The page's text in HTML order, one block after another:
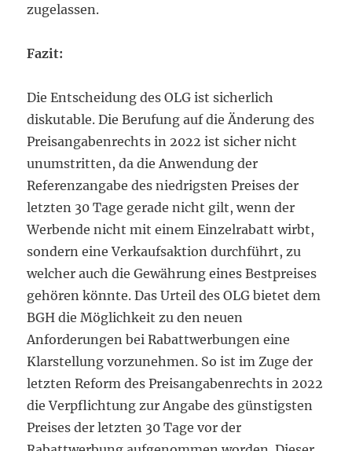
zugelassen.
Fazit:
Die Entscheidung des OLG ist sicherlich
diskutable. Die Berufung auf die Änderung des
Preisangabenrechts in 2022 ist sicher nicht
unumstritten, da die Anwendung der
Referenzangabe des niedrigsten Preises der
letzten 30 Tage gerade nicht gilt, wenn der
Werbende nicht mit einem Einzelrabatt wirbt,
sondern eine Verkaufsaktion durchführt, zu
welcher auch die Gewährung eines Bestpreises
gehören könnte. Das Urteil des OLG bietet dem
BGH die Möglichkeit zu den neuen
Anforderungen bei Rabattwerbungen eine
Klarstellung vorzunehmen. So ist im Zuge der
letzten Reform des Preisangabenrechts in 2022
die Verpflichtung zur Angabe des günstigsten
Preises der letzten 30 Tage vor der